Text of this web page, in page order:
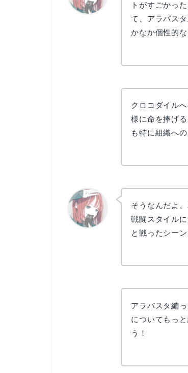
トがすごかっ
て、アラバス
かなか個性的
クロコダイル
様に命を捧げ
も特に組織へ
そうなんだよ
戦闘スタイル
と戦ったシー
アラバスタ編
についてもっ
う！